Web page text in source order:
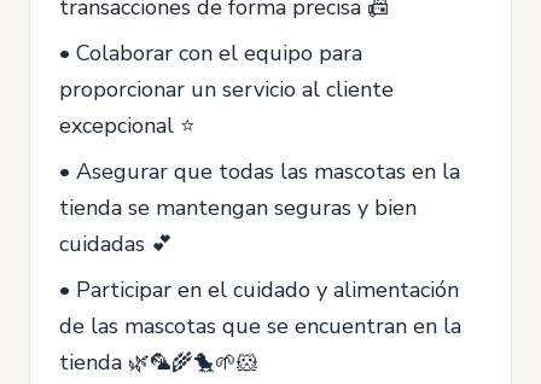
transacciones de forma precisa 📠
• Colaborar con el equipo para
proporcionar un servicio al cliente
excepcional ⭐
• Asegurar que todas las mascotas en la
tienda se mantengan seguras y bien
cuidadas 💕
• Participar en el cuidado y alimentación
de las mascotas que se encuentran en la
tienda 🌿🦜🌾🐤🌱🐹